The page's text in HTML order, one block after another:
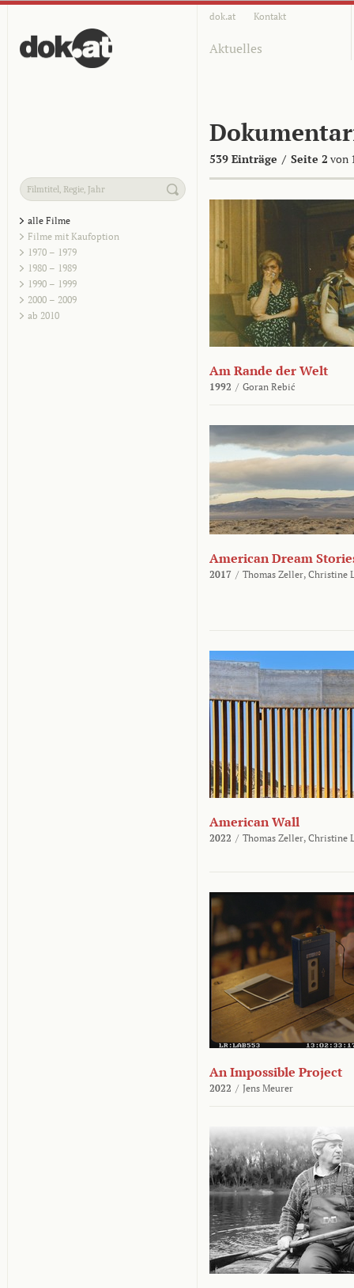
dok.at Kontakt
Aktuelles
539 Einträge / Seite 2 von
alle Filme
Filme mit Kaufoption
1970 – 1979
1980 – 1989
1990 – 1999
2000 – 2009
ab 2010
Am Rande der Welt
1992 / Goran Rebić
American Dream
2017 / Thomas Zeller, Christine
American Wall
2022 / Thomas Zeller, Christine
An Impossible Project
2022 / Jens Meurer